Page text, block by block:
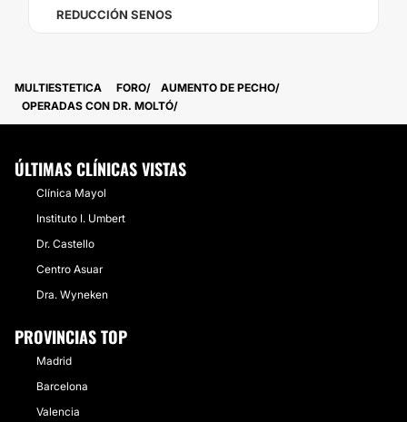
REDUCCIÓN SENOS
MULTIESTETICA FORO
AUMENTO DE PECHO
OPERADAS CON DR. MOLTÓ
ÚLTIMAS CLÍNICAS VISTAS
Clínica Mayol
Instituto I. Umbert
Dr. Castello
Centro Asuar
Dra. Wyneken
PROVINCIAS TOP
Madrid
Barcelona
Valencia